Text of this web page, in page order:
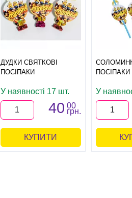
ДУДКИ СВЯТКОВІ
ПОСІПАКИ
У наявності 17 шт.
40 00
грн.
КУПИТИ
ПОСІПАКИ
У